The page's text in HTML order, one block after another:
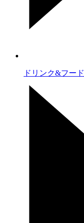
ドリンク&フード